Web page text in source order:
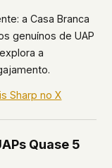
a Casa Branca
genuínos de UAP
a
Sharp no X
Quase 5